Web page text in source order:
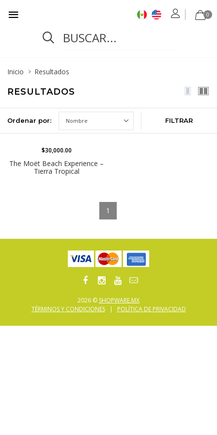
0
Inicio Resultados
RESULTADOS
Ordenar por: FILTRAR
DESTACADO
The Moët Beach Experience –
Tierra Tropical
$30,000.00
1
2026 © SHOPWARE.MX
TÉRMINOS Y CONDICIONES
| POLÍTICA DE PRIVACIDAD